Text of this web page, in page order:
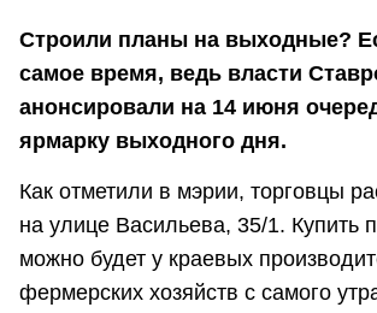
Строили планы на выходные?
самое время, ведь власти
анонсировали на 14 июня
ярмарку выходного дня.
Как отметили в мэрии, торговцы
на улице Васильева, 35/1. Купить
можно будет у краевых
фермерских хозяйств с самого